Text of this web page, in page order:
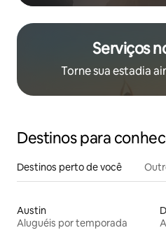
Serviços
Torne sua estadia
Destinos para
Destinos perto de você
Austin
Aluguéis por temporada